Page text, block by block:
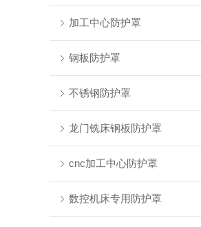
加工中心防护罩
钢板防护罩
不锈钢防护罩
龙门铣床钢板防护罩
cnc加工中心防护罩
数控机床专用防护罩